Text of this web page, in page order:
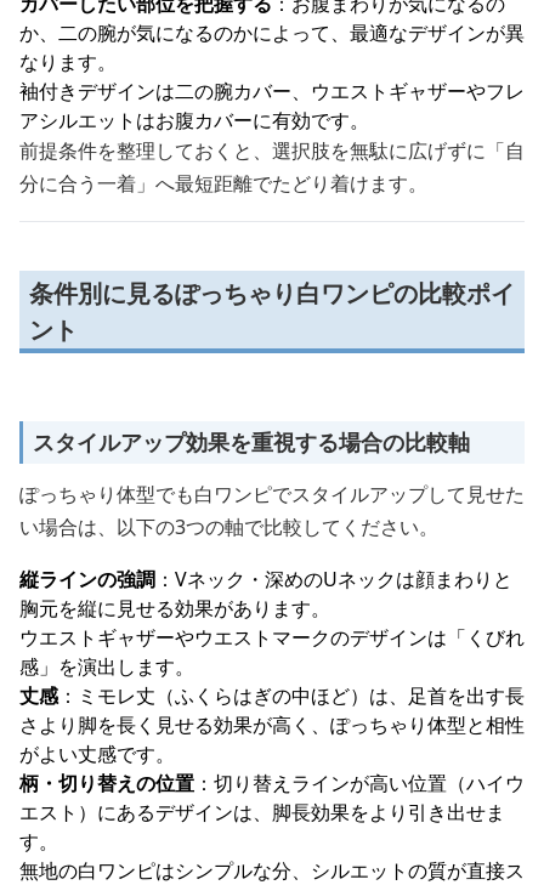
か、二の腕が気になるのかによって、最適なデザインが異
なります。
袖付きデザインは二の腕カバー、ウエストギャザーやフレ
アシルエットはお腹カバーに有効です。
前提条件を整理しておくと、選択肢を無駄に広げずに「自
分に合う一着」へ最短距離でたどり着けます。
条件別に見るぽっちゃり白ワンピの比較ポイ
ント
スタイルアップ効果を重視する場合の比較軸
ぽっちゃり体型でも白ワンピでスタイルアップして見せた
い場合は、以下の3つの軸で比較してください。
縦ラインの強調 ：Vネック・深めのUネックは顔まわりと
胸元を縦に見せる効果があります。
ウエストギャザーやウエストマークのデザインは「くびれ
感」を演出します。
丈感：ミモレ丈（ふくらはぎの中ほど）は、足首を出す長
さより脚を長く見せる効果が高く、ぽっちゃり体型と相性
がよい丈感です。
柄・切り替えの位置 ：切り替えラインが高い位置（ハイウ
エスト）にあるデザインは、脚長効果をより引き出せま
す。
無地の白ワンピはシンプルな分、シルエットの質が直接ス